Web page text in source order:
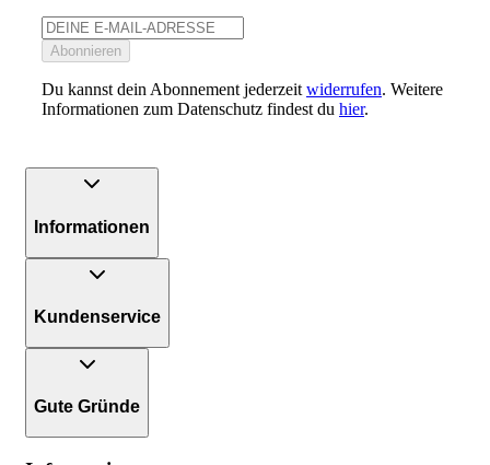
Abonnieren
Du kannst dein Abonnement jederzeit widerrufen. Weitere
Informationen zum Datenschutz findest du hier.
Informationen
Kundenservice
Gute Gründe